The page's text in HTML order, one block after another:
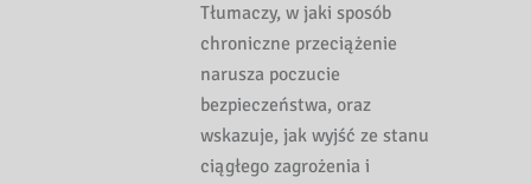
Tłumaczy, w jaki sposób
chroniczne przeciążenie
narusza poczucie
bezpieczeństwa, oraz
wskazuje, jak wyjść ze stanu
ciągłego zagrożenia i